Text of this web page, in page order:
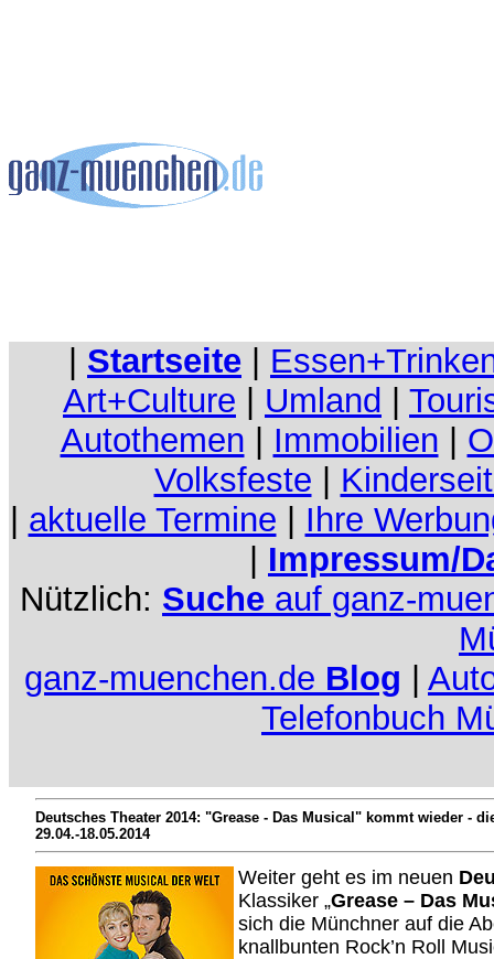
Startseite
Art+Culture
Umland
Autothemen
Immobilien
Volksfeste
aktuelle Termine
Ihre
Impressum/
Nützlich: Suche auf ganz-
ganz-muenchen.de Blog
Telefonbuch
Deutsches Theater 2014: "Grease - Das Musical" kommt wieder -
29.04.-18.05.2014
Weiter geht es im neuen
Klassiker „Grease – Das
sich die Münchner auf die
knallbunten Rock’n Roll